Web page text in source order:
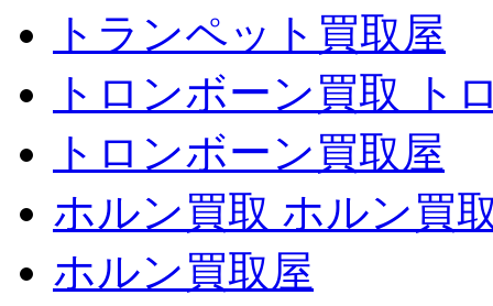
トランペット買取屋
トロンボーン買取 ト
トロンボーン買取屋
ホルン買取 ホルン買
ホルン買取屋